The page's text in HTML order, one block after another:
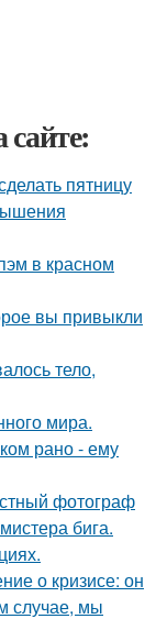
пятницу
в красном
вы привыкли
тело,
мира.
рано - ему
фотограф
бига.
о кризисе: он
случае, мы